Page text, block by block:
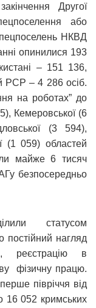
Другої
або
НКВД
опинилися 193
– 151 136,
РСР – 4 286 осіб.
на роботах” до
Кемеровської (6
(3 594),
(1 059) областей
майже 6 тисяч
безпосередньо
статусом
постійний нагляд
реєстрацію в
фізичну працю.
півріччя від
16 052 кримських